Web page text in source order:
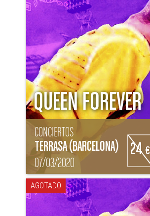
QUEEN FOREVER
CONCIERTOS
TERRASA (BARCELONA)
07/03/2020
24€
AGOTADO